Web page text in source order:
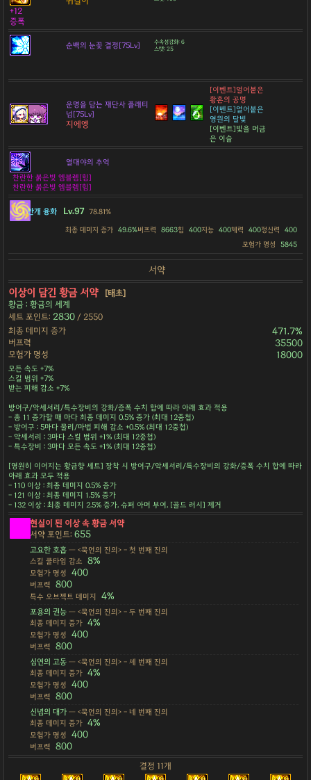
+12
증폭
순백의 눈꽃 결정[75Lv]
수속성강화: 6
스탯: 25
운명을 담는 재단사 플래티
넘[75Lv]
지에엥
[이벤트]얼어붙은
황혼의 공명
[이벤트]얼어붙은
영원의 달빛
[이벤트]빛을 머금
은 이슬
열대야의 추억
찬란한 붉은빛 엠블렘[힘]
찬란한 붉은빛 엠블렘[힘]
안개 융화 Lv.97 78.81%
최종 데미지 증가 49.6%버프력 8663힘 400지능 400체력 400정신력
400
모험가 명성
5845
서약
이상이 담긴 황금 서약
[태초]
황금 : 황금의 세계
세트 포인트: 2830 / 2550
최종 데미지 증가
471.7%
버프력 35500
모험가 명성 18000
모든 속도 +7%
스킬 범위 +7%
받는 피해 감소 +7%
방어구/악세서리/특수장비의 강화/증폭 수치 합에 따라 아래 효과 적용
- 총 11 증가할 때 마다 최종 데미지 0.5% 증가 (최대 12중첩)
- 방어구 : 5마다 물리/마법 피해 감소 +0.5% (최대 12중첩)
- 악세서리 : 3마다 스킬 범위 +1% (최대 12중첩)
- 특수장비 : 3마다 모든 속도 +1% (최대 12중첩)
[영원히 이어지는 황금향 세트] 장착 시 방어구/악세서리/특수장비의 강화/증폭 수치 합에 따라
아래 효과 모두 적용
- 110 이상 : 최종 데미지 0.5% 증가
- 121 이상 : 최종 데미지 1.5% 증가
- 132 이상 : 최종 데미지 2.5% 증가, 슈퍼 아머 부여, [골드 러시] 제거
현실이 된 이상 속 황금 서약
서약 포인트:655
고요한 호흡— <묵언의 진의> - 첫 번째 진의
스킬 쿨타임 감소
8%
모험가 명성 400
버프력 800
특수 오브젝트 데미지 4%
포용의 권능— <묵언의 진의> - 두 번째 진의
최종 데미지 증가 4%
모험가 명성 400
버프력 800
심연의 고동— <묵언의 진의> - 세 번째 진의
최종 데미지 증가 4%
모험가 명성 400
버프력 800
신념의 대가— <묵언의 진의> - 네 번째 진의
최종 데미지 증가 4%
모험가 명성 400
버프력 800
결정 11개